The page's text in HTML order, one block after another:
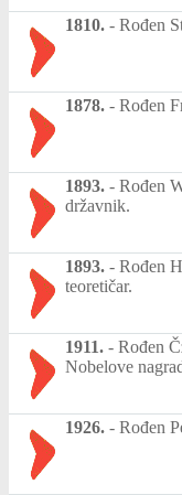
1810. - Rođen
1878. - Rođen
1893. - Rođen
državnik.
1893. - Rođen
teoretičar.
1911. - Rođen
Nobelove
1926. - Rođen